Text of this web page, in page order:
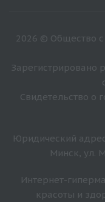
2026 © Общество с
Зарегистрировано
Свидетельство о
Юридический
Минск, ул.
Интернет-
красоты и